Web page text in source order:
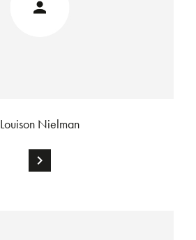
Louison Nielman
chevron_right